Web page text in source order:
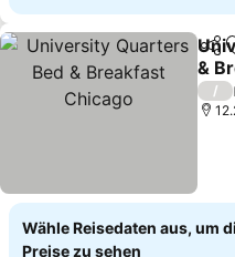
&
/
Wähle Reisedaten aus, um
Preise zu sehen